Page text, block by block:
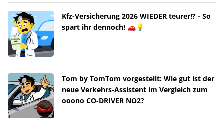
Kfz-Versicherung 2026 WIEDER teurer!? - So
spart ihr dennoch! 🚗💡
Tom by TomTom vorgestellt: Wie gut ist der
neue Verkehrs-Assistent im Vergleich zum
ooono CO-DRIVER NO2?